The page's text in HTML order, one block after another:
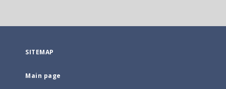
SITEMAP
Main page